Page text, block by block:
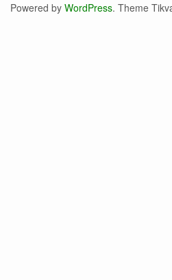
Powered by WordPress. Theme